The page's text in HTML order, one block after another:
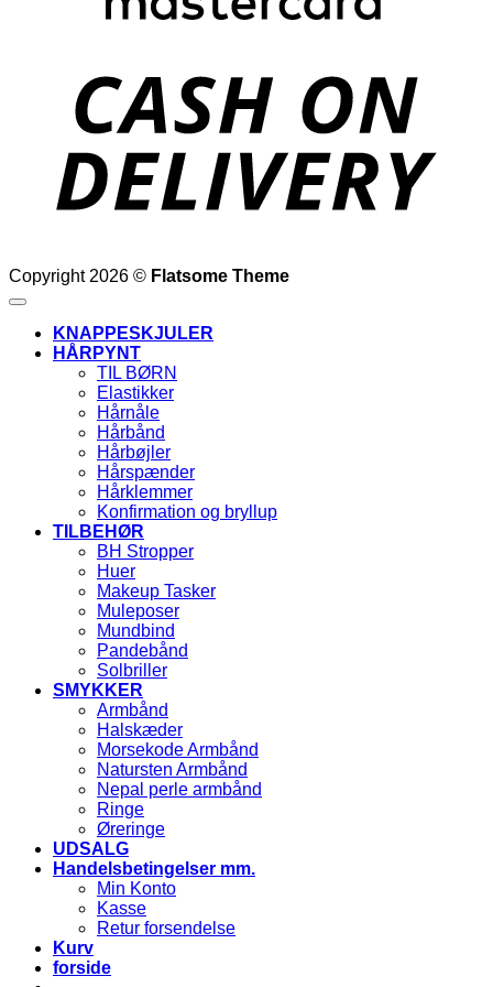
Copyright 2026 © Flatsome Theme
KNAPPESKJULER
HÅRPYNT
TIL BØRN
Elastikker
Hårnåle
Hårbånd
Hårbøjler
Hårspænder
Hårklemmer
Konfirmation og bryllup
TILBEHØR
BH Stropper
Huer
Makeup Tasker
Muleposer
Mundbind
Pandebånd
Solbriller
SMYKKER
Armbånd
Halskæder
Morsekode Armbånd
Natursten Armbånd
Nepal perle armbånd
Ringe
Øreringe
UDSALG
Handelsbetingelser mm.
Min Konto
Kasse
Retur forsendelse
Kurv
forside